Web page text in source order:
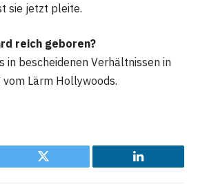
sie jetzt pleite.
reich geboren?
in bescheidenen Verhältnissen in
Lärm Hollywoods.
Twitter LinkedIn